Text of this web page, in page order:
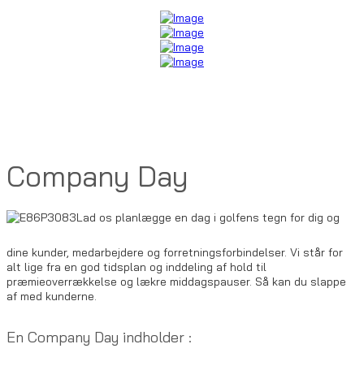
Company Day
Lad os planlægge en dag i golfens tegn for dig og
dine kunder, medarbejdere og forretningsforbindelser. Vi står for
alt lige fra en god tidsplan og inddeling af hold til
præmieoverrækkelse og lækre middagspauser. Så kan du slappe
af med kunderne.
En Company Day indholder :